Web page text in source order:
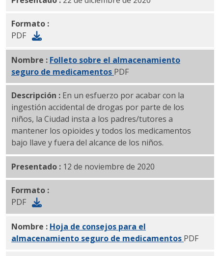
Formato :
PDF
Nombre : Folleto sobre el almacenamiento
seguro de medicamentos PDF
Descripción : En un esfuerzo por acabar con la
ingestión accidental de drogas por parte de los
niños, la Ciudad insta a los padres/tutores a
mantener los opioides y todos los medicamentos
bajo llave y fuera del alcance de los niños.
Presentado : 12 de noviembre de 2020
Formato :
PDF
Nombre : Hoja de consejos para el
almacenamiento seguro de medicamentos PDF